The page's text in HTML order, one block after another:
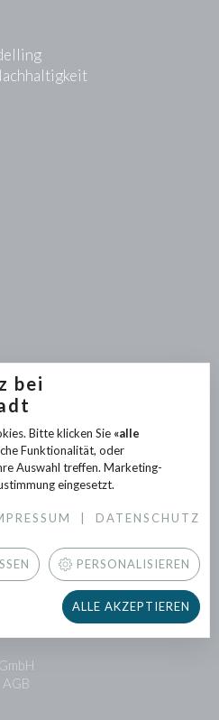
AGB
bei
Bitte klicken Sie «alle
Funktionalität, oder
Auswahl treffen. Marketing-
eingesetzt.
DATENSCHUTZ
PERSONALISIEREN
ALLE AKZEPTIEREN